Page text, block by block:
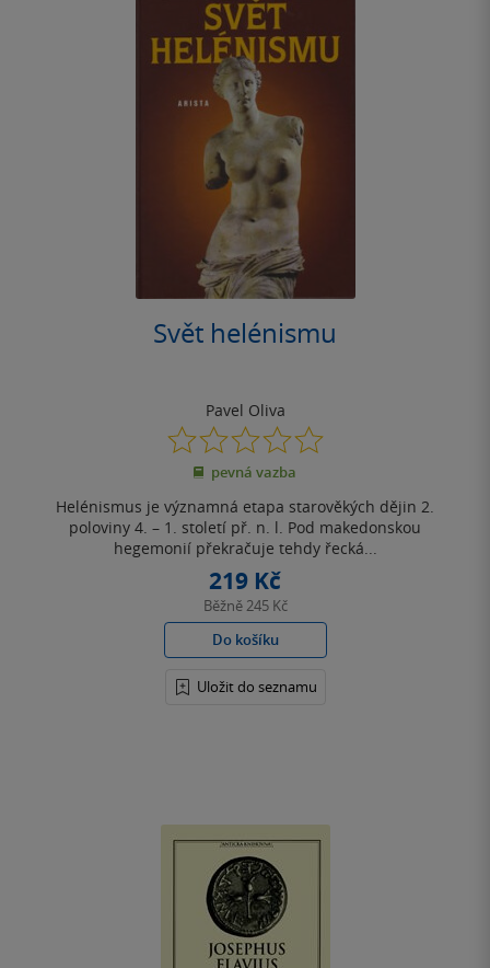
Svět helénismu
Pavel Oliva
0.0
z
5
pevná vazba
Helénismus je významná etapa starověkých dějin 2.
poloviny 4. – 1. století př. n. l. Pod makedonskou
hegemonií překračuje tehdy řecká...
219 Kč
Běžně245 Kč
Do košíku
Uložit do seznamu